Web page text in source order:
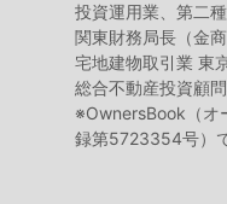
投資運用業、第二
関東財務局長（金
宅地建物取引業 東
総合不動産投資顧
※OwnersBook（オ
録第5723354号）で